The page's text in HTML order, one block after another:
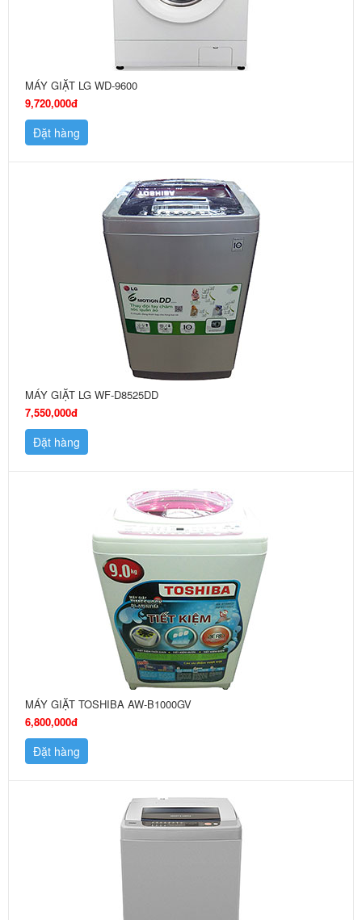
MÁY GIẶT LG WD-9600
9,720,000đ
Đặt hàng
MÁY GIẶT LG WF-D8525DD
7,550,000đ
Đặt hàng
MÁY GIẶT TOSHIBA AW-B1000GV
6,800,000đ
Đặt hàng